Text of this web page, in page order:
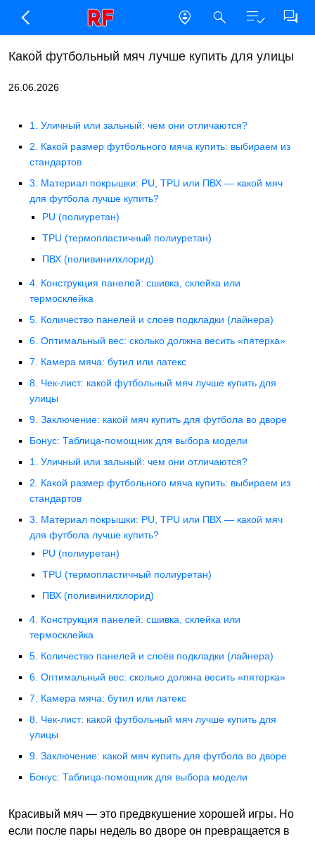
Какой футбольный мяч лучше купить для улицы
26.06.2026
1. Уличный или зальный: чем они отличаются?
2. Какой размер футбольного мяча купить: выбираем из
стандартов
3. Материал покрышки: PU, TPU или ПВХ — какой мяч
для футбола лучше купить?
PU (полиуретан)
TPU (термопластичный полиуретан)
ПВХ (поливинилхлорид)
4. Конструкция панелей: сшивка, склейка или
термосклейка
5. Количество панелей и слоёв подкладки (лайнера)
6. Оптимальный вес: сколько должна весить «пятерка»
7. Камера мяча: бутил или латекс
8. Чек-лист: какой футбольный мяч лучше купить для
улицы
9. Заключение: какой мяч купить для футбола во дворе
Бонус: Таблица-помощник для выбора модели
1. Уличный или зальный: чем они отличаются?
2. Какой размер футбольного мяча купить: выбираем из
стандартов
3. Материал покрышки: PU, TPU или ПВХ — какой мяч
для футбола лучше купить?
PU (полиуретан)
TPU (термопластичный полиуретан)
ПВХ (поливинилхлорид)
4. Конструкция панелей: сшивка, склейка или
термосклейка
5. Количество панелей и слоёв подкладки (лайнера)
6. Оптимальный вес: сколько должна весить «пятерка»
7. Камера мяча: бутил или латекс
8. Чек-лист: какой футбольный мяч лучше купить для
улицы
9. Заключение: какой мяч купить для футбола во дворе
Бонус: Таблица-помощник для выбора модели
Красивый мяч — это предвкушение хорошей игры. Но
если после пары недель во дворе он превращается в